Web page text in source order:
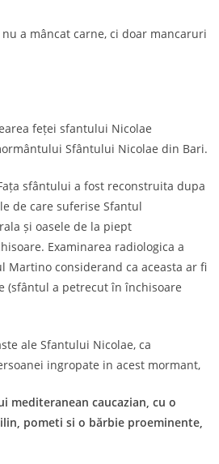
a mâncat carne, ci doar mancaruri
feței sfantului Nicolae
Sfântului Nicolae din Bari.
sfântului a fost reconstruita dupa
de care suferise Sfantul
și oasele de la piept
Examinarea radiologica a
considerand ca aceasta ar fi
(sfântul a petrecut în închisoare
ale Sfantului Nicolae, ca
ingropate in acest mormant,
mediteranean caucazian, cu o
pometi si o bărbie proeminente,